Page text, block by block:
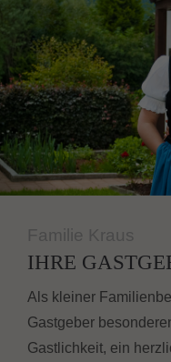
Familie Kraus
IHRE
Als kleiner
Gastgeber
Gastlichkeit, ein